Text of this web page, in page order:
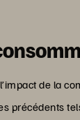
de la
précédents